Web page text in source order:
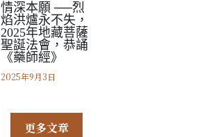
情深本願 ──烈
焰洪爐永不失，
2025年地藏菩薩
聖誕法會，恭誦
《藥師經》
2025年9月3日
更多文章